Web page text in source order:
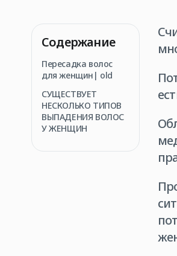
Содержание
Пересадка волос
для женщин| old
СУЩЕСТВУЕТ
НЕСКОЛЬКО ТИПОВ
ВЫПАДЕНИЯ ВОЛОС
У ЖЕНЩИН